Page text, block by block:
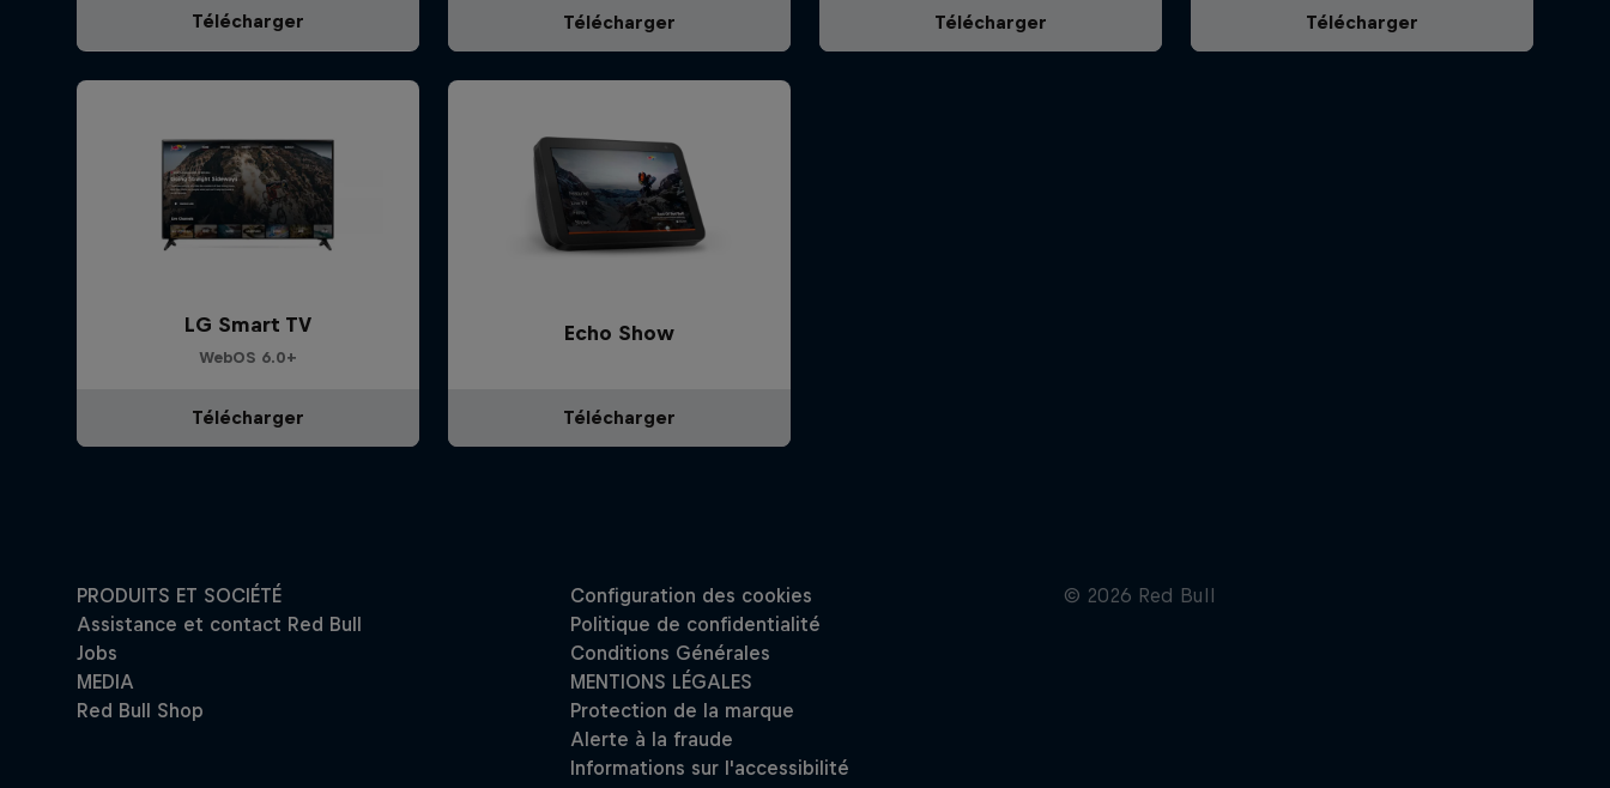
Télécharger Télécharger Télécharger Télécharger
LG Smart TV
WebOS 6.0+
Télécharger
Echo Show
Télécharger